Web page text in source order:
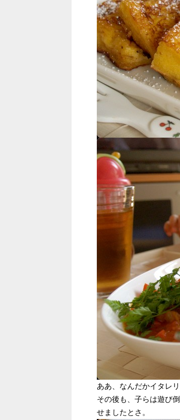
ああ、なんだかイタレ
その後も、子らは遊び
せましたとさ。